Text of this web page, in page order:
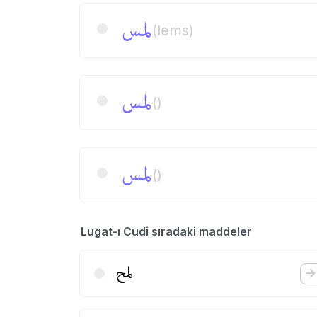
لمس(lems)
لمس()
لمس()
Lugat-ı Cudi sıradaki maddeler
لمح